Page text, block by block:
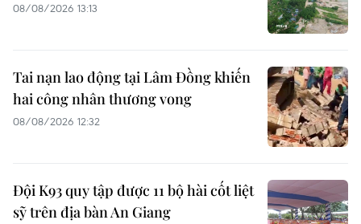
08/08/2026 13:13
Tai nạn lao động tại Lâm Đồng khiến
hai công nhân thương vong
08/08/2026 12:32
Đội K93 quy tập được 11 bộ hài cốt liệt
sỹ trên địa bàn An Giang